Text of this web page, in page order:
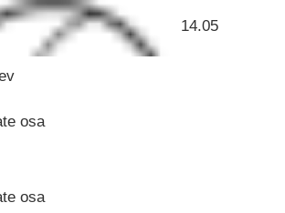
14.05
osa
osa